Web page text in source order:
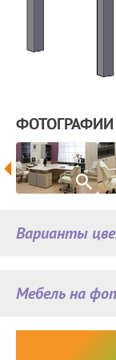
ФОТОГРАФИИ
Мебель на
Варианты